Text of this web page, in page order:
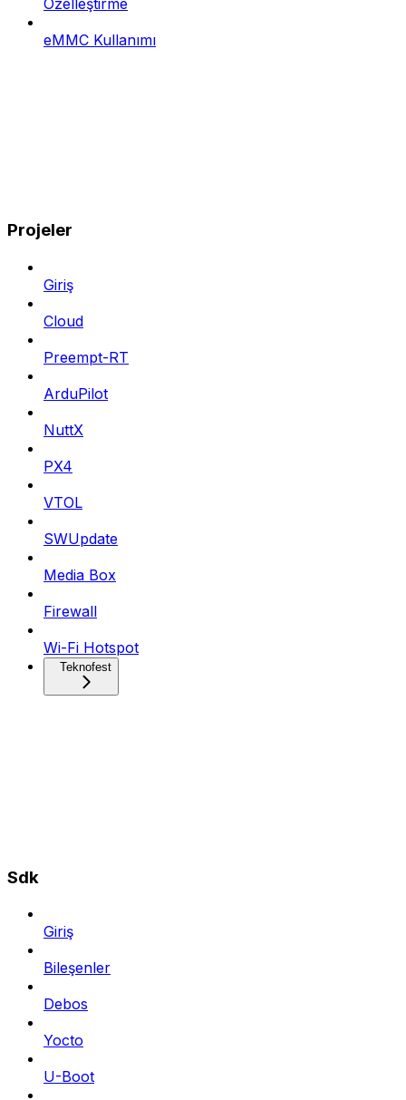
eMMC Kullanımı
Projeler
Giriş
Cloud
Preempt-RT
ArduPilot
NuttX
PX4
VTOL
SWUpdate
Media Box
Firewall
Wi-Fi Hotspot
Teknofest
Sdk
Giriş
Bileşenler
Debos
Yocto
U-Boot